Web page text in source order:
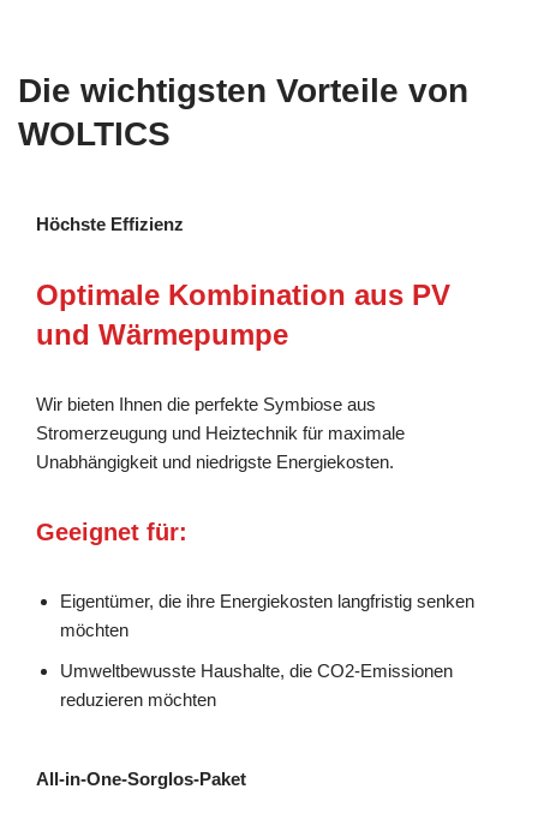
Die wichtigsten Vorteile von
WOLTICS
Höchste Effizienz
Optimale Kombination aus PV
und Wärmepumpe
Wir bieten Ihnen die perfekte Symbiose aus
Stromerzeugung und Heiztechnik für maximale
Unabhängigkeit und niedrigste Energiekosten.
Geeignet für:
Eigentümer, die ihre Energiekosten langfristig senken
möchten
Umweltbewusste Haushalte, die CO2-Emissionen
reduzieren möchten
All-in-One-Sorglos-Paket